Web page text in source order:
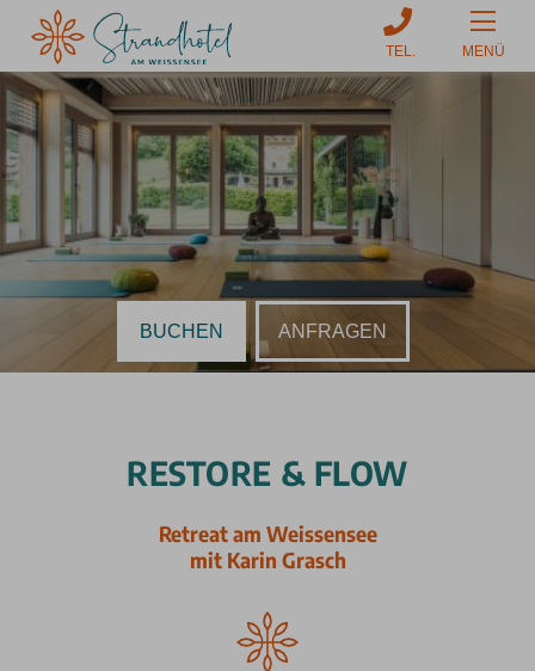
MENÜ
BUCHEN ANFRAGEN
RESTORE & FLOW
Retreat am Weissensee
mit Karin Grasch